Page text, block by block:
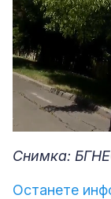
Unmute
Снимка:
Останете